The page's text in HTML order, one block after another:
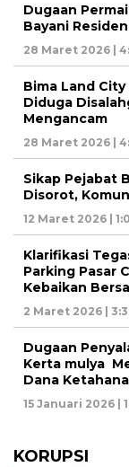
Dugaan
Bayani
28 Maret 2026 |
Bima Land
Diduga
Mengancam
28 Maret 2026 |
Sikap Pejabat
Disorot,
12 Maret 2026 |
Klarifikasi
Parking Pasar
Kebaikan
2 Maret 2026 |
Dugaan
Kerta mulya
Dana
15 Januari 2026 |
KORUPSI